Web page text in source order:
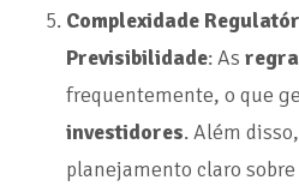
Complexidade
Previsibilidade: As
frequentemente, o que
investidores. Além
planejamento claro